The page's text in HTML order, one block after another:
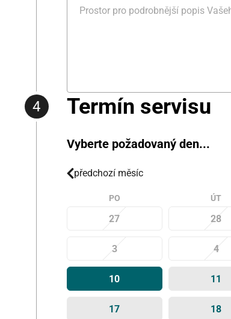
Termín servisu
Vyberte požadovaný den...
předchozí měsíc
PO ÚT
27 28
3 4
10 11
17 18